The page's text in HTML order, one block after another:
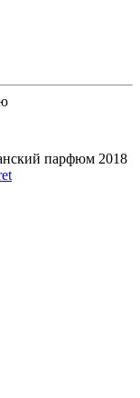
парфюм 2018